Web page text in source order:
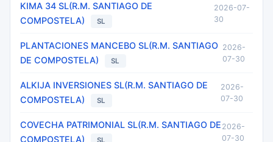
KIMA 34 SL(R.M. SANTIAGO DE
COMPOSTELA)
SL
2026-07-
30
PLANTACIONES MANCEBO SL(R.M. SANTIAGO
DE COMPOSTELA)
SL
2026-
07-30
ALKIJA INVERSIONES SL(R.M. SANTIAGO DE
COMPOSTELA)
SL
2026-
07-30
COVECHA PATRIMONIAL SL(R.M. SANTIAGO DE
COMPOSTELA)
SL
2026-
07-30